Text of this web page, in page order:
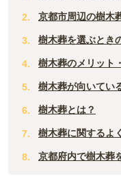
京都市周辺の樹木
樹木葬を選ぶとき
樹木葬のメリット
樹木葬が向いてい
樹木葬とは？
樹木葬に関するよ
京都府内で樹木葬